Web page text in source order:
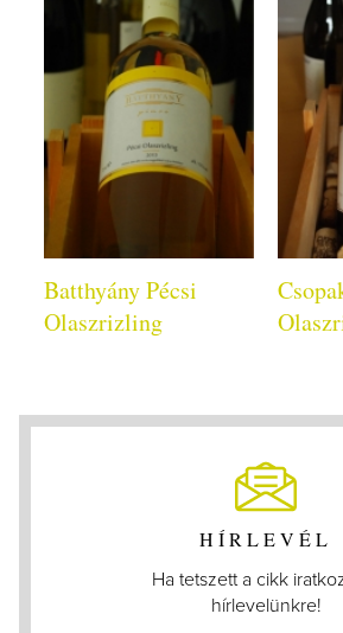
Batthyány Pécsi
Olaszrizling
HÍRLEVÉL
Ha tetszett a cikk
hírlevelünkre!